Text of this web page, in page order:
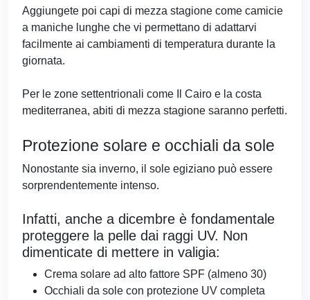
Aggiungete poi capi di mezza stagione come camicie
a maniche lunghe che vi permettano di adattarvi
facilmente ai cambiamenti di temperatura durante la
giornata.
Per le zone settentrionali come Il Cairo e la costa
mediterranea, abiti di mezza stagione saranno perfetti.
Protezione solare e occhiali da sole
Nonostante sia inverno, il sole egiziano può essere
sorprendentemente intenso.
Infatti, anche a dicembre è fondamentale
proteggere la pelle dai raggi UV. Non
dimenticate di mettere in valigia:
Crema solare ad alto fattore SPF (almeno 30)
Occhiali da sole con protezione UV completa